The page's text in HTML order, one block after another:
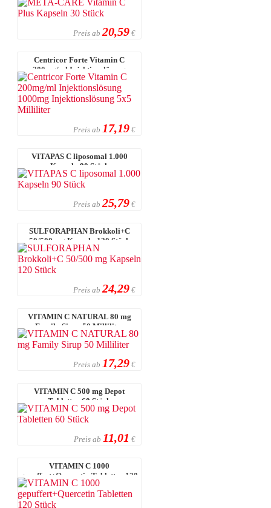
Preis ab 20,59 €
Centricor Forte Vitamin C
200mg/ml Injektionslösung
1000mg Injek ...
Preis ab 17,19 €
VITAPAS C liposomal 1.000
Kapseln 90 Stück
Preis ab 25,79 €
SULFORAPHAN Brokkoli+C
50/500 mg Kapseln 120 Stück
Preis ab 24,29 €
VITAMIN C NATURAL 80 mg
Family Sirup 50 Milliliter
Preis ab 17,29 €
VITAMIN C 500 mg Depot
Tabletten 60 Stück
Preis ab 11,01 €
VITAMIN C 1000
gepuffert+Quercetin Tabletten 120
Stück